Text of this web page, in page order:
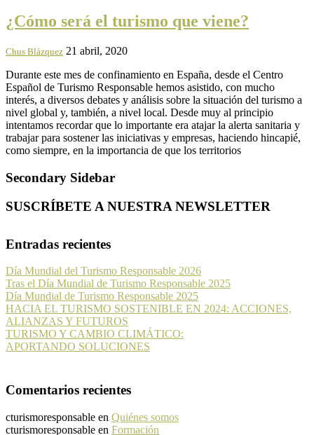
¿Cómo será el turismo que viene?
Chus Blázquez 21 abril, 2020
Durante este mes de confinamiento en España, desde el Centro
Español de Turismo Responsable hemos asistido, con mucho
interés, a diversos debates y análisis sobre la situación del turismo a
nivel global y, también, a nivel local. Desde muy al principio
intentamos recordar que lo importante era atajar la alerta sanitaria y
trabajar para sostener las iniciativas y empresas, haciendo hincapié,
como siempre, en la importancia de que los territorios
Secondary Sidebar
SUSCRÍBETE A NUESTRA NEWSLETTER
Entradas recientes
Día Mundial del Turismo Responsable 2026
Tras el Día Mundial de Turismo Responsable 2025
Día Mundial de Turismo Responsable 2025
HACIA EL TURISMO SOSTENIBLE EN 2024: ACCIONES,
ALIANZAS Y FUTUROS
TURISMO Y CAMBIO CLIMÁTICO:
APORTANDO SOLUCIONES
Comentarios recientes
cturismoresponsable en Quiénes somos
cturismoresponsable en Formación